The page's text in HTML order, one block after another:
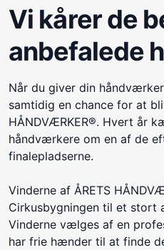
Vi kårer de
anbefalede
Når du giver din
samtidig en chance for at
HÅNDVÆRKER®. Hvert år
håndværkere om en af de
finalepladserne.
Vinderne af ÅRETS
Cirkusbygningen til et stort
Vinderne vælges af en
har frie hænder til at finde